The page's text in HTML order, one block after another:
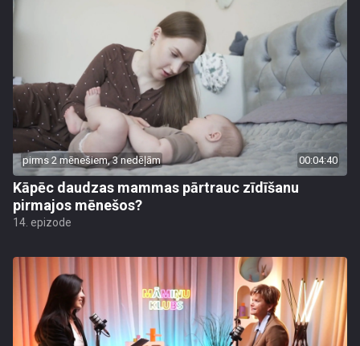
pirms 2 mēnešiem, 3 nedēļām 00:04:40
Kāpēc daudzas mammas pārtrauc zīdīšanu
pirmajos mēnešos?
14. epizode